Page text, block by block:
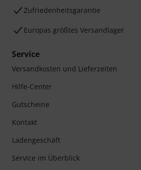
Zufriedenheitsgarantie
Europas größtes Versandlager
Service
Versandkosten und Lieferzeiten
Hilfe-Center
Gutscheine
Kontakt
Ladengeschäft
Service im Überblick